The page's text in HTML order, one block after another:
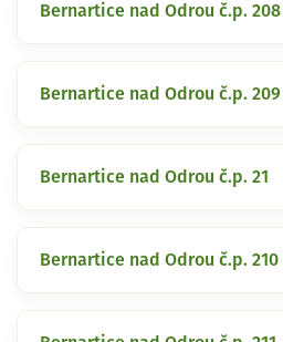
Bernartice nad Odrou č.p. 208
Bernartice nad Odrou č.p. 209
Bernartice nad Odrou č.p. 21
Bernartice nad Odrou č.p. 210